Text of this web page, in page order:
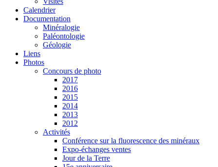
Calendrier
Documentation
Minéralogie
Paléontologie
Géologie
Liens
Photos
Concours de photo
2017
2016
2015
2014
2013
2012
Activités
Conférence sur la fluorescence des minéraux
Expo-échanges ventes
Jour de la Terre